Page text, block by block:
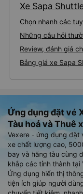
Xe Sapa
Chọn nhanh các
Những câu hỏi
Review, đánh giá
Bảng giá xe Sapa
Ứng dụng đặt vé
Tàu hoả và Thuê
Vexere - ứng dụng đặt
xe chất lượng cao,
bay và hãng tàu cùng
khắp các tỉnh thành tại
Ứng dụng hiển thị
tiện ích giúp người